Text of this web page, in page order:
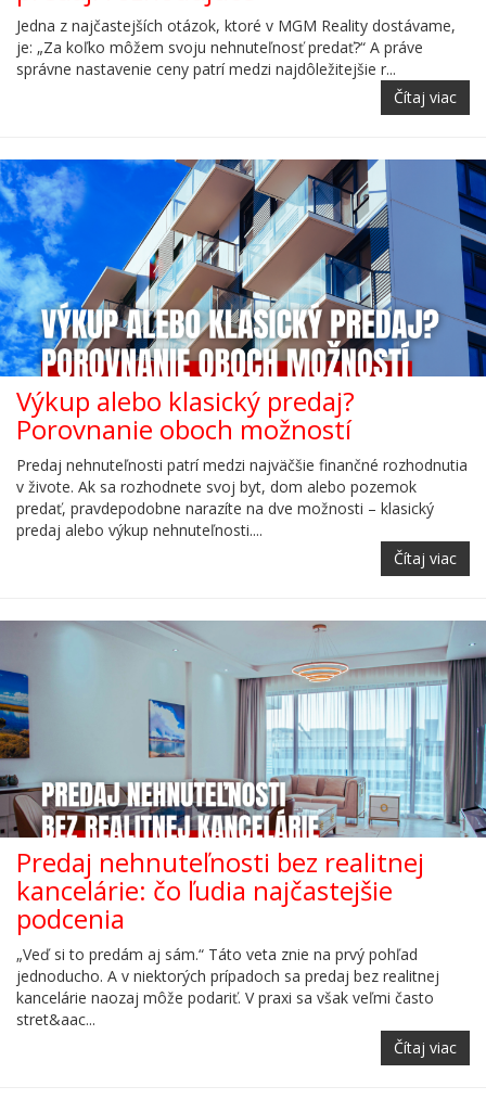
Jedna z najčastejších otázok, ktoré v MGM Reality dostávame,
je: „Za koľko môžem svoju nehnuteľnosť predať?“ A práve
správne nastavenie ceny patrí medzi najdôležitejšie r...
Čítaj viac
Výkup alebo klasický predaj?
Porovnanie oboch možností
Predaj nehnuteľnosti patrí medzi najväčšie finančné rozhodnutia
v živote. Ak sa rozhodnete svoj byt, dom alebo pozemok
predať, pravdepodobne narazíte na dve možnosti – klasický
predaj alebo výkup nehnuteľnosti....
Čítaj viac
Predaj nehnuteľnosti bez realitnej
kancelárie: čo ľudia najčastejšie
podcenia
„Veď si to predám aj sám.“ Táto veta znie na prvý pohľad
jednoducho. A v niektorých prípadoch sa predaj bez realitnej
kancelárie naozaj môže podariť. V praxi sa však veľmi často
stret&aac...
Čítaj viac